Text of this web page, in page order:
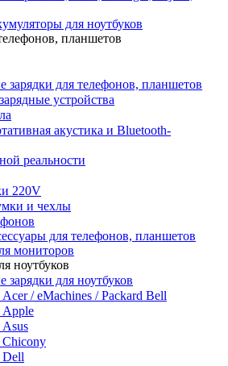
для ноутбуков
планшетов
зарядки для телефонов, планшетов
устройства
акустика и Bluetooth-
реальности
220V
и чехлы
для телефонов, планшетов
мониторов
ноутбуков
для ноутбуков
/ eMachines / Packard Bell
Apple
Dell